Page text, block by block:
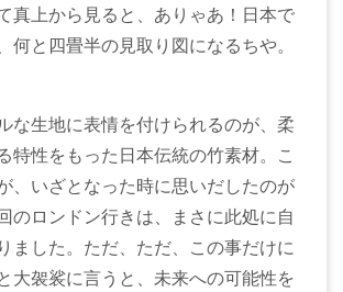
真上から見ると、ありゃあ！日本で
何と四畳半の見取り図になるちや。
な生地に表情を付けられるのが、柔
特性をもった日本伝統の竹素材。こ
、いざとなった時に思いだしたのが
のロンドン行きは、まさに此処に自
ました。ただ、ただ、この事だけに
大袈裟に言うと、未来への可能性を